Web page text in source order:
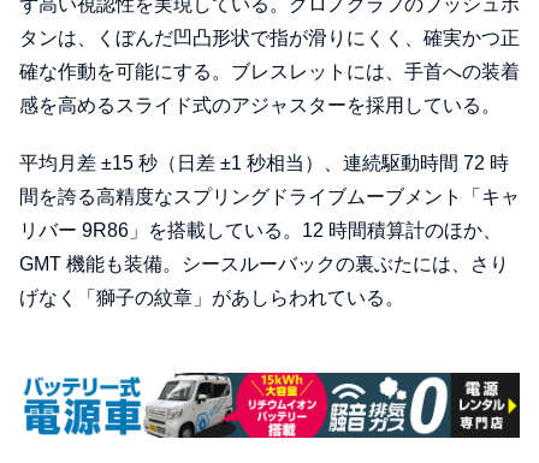
ず高い視認性を実現している。クロノグラフのプッシュボ
タンは、くぼんだ凹凸形状で指が滑りにくく、確実かつ正
確な作動を可能にする。ブレスレットには、手首への装着
感を高めるスライド式のアジャスターを採用している。
平均月差 ±15 秒（日差 ±1 秒相当）、連続駆動時間 72 時
間を誇る高精度なスプリングドライブムーブメント「キャ
リバー 9R86」を搭載している。12 時間積算計のほか、
GMT 機能も装備。シースルーバックの裏ぶたには、さり
げなく「獅子の紋章」があしらわれている。